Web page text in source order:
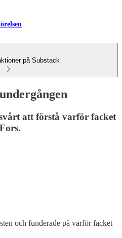
på Substack
att förstå varför facket
och funderade på varför facket